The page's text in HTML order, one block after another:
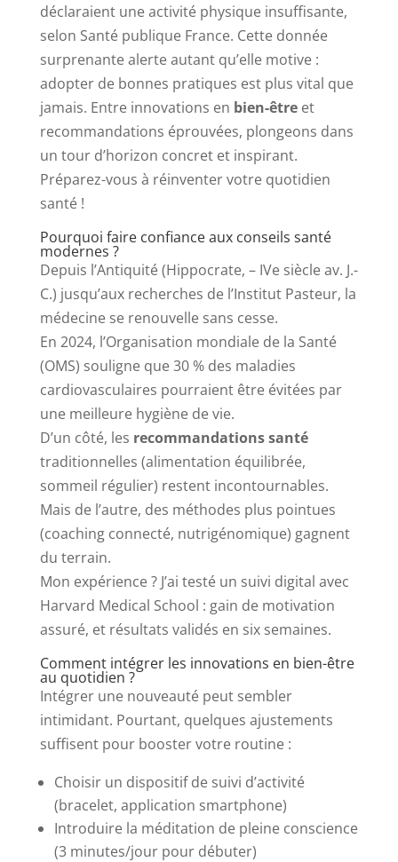
déclaraient une activité physique insuffisante,
selon Santé publique France. Cette donnée
surprenante alerte autant qu’elle motive :
adopter de bonnes pratiques est plus vital que
jamais. Entre innovations en bien-êtreet
recommandations éprouvées, plongeons dans
un tour d’horizon concret et inspirant.
Préparez-vous à réinventer votre quotidien
santé !
Pourquoi faire confiance aux conseils santé
modernes ?
Depuis l’Antiquité (Hippocrate, – IVe siècle av. J.-
C.) jusqu’aux recherches de l’Institut Pasteur, la
médecine se renouvelle sans cesse.
En 2024, l’Organisation mondiale de la Santé
(OMS) souligne que 30 % des maladies
cardiovasculaires pourraient être évitées par
une meilleure hygiène de vie.
D’un côté, les recommandations santé
traditionnelles (alimentation équilibrée,
sommeil régulier) restent incontournables.
Mais de l’autre, des méthodes plus pointues
(coaching connecté, nutrigénomique) gagnent
du terrain.
Mon expérience ? J’ai testé un suivi digital avec
Harvard Medical School : gain de motivation
assuré, et résultats validés en six semaines.
Comment intégrer les innovations en bien-être
au quotidien ?
Intégrer une nouveauté peut sembler
intimidant. Pourtant, quelques ajustements
suffisent pour booster votre routine :
Choisir un dispositif de suivi d’activité
(bracelet, application smartphone)
Introduire la méditation de pleine conscience
(3 minutes/jour pour débuter)